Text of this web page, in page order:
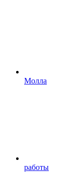
Молла
работы